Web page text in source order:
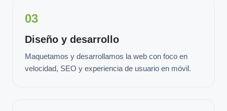
03
Diseño y desarrollo
Maquetamos y desarrollamos la web con foco en
velocidad, SEO y experiencia de usuario en móvil.